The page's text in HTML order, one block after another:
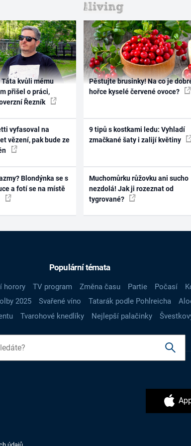
kvůli mému
přišel o práci,
Řezník
vyfasoval na
vězení, pak bude ze
Blondýnka se s
a fotí se na místě
Pěstujte brusinky! Na co je
hořce kyselé červené ovoce?
9 tipů s kostkami ledu: Vyhladí
zmačkané šaty i zalijí květiny
Muchomůrku růžovku ani sucho
nezdolá! Jak ji rozeznat od
tygrované?
Populární témata
horory TV program Změna času Partie Počasí
2025 Svařené víno Tatarák podle Pohlreicha
Tvarohové knedlíky Nejlepší palačinky